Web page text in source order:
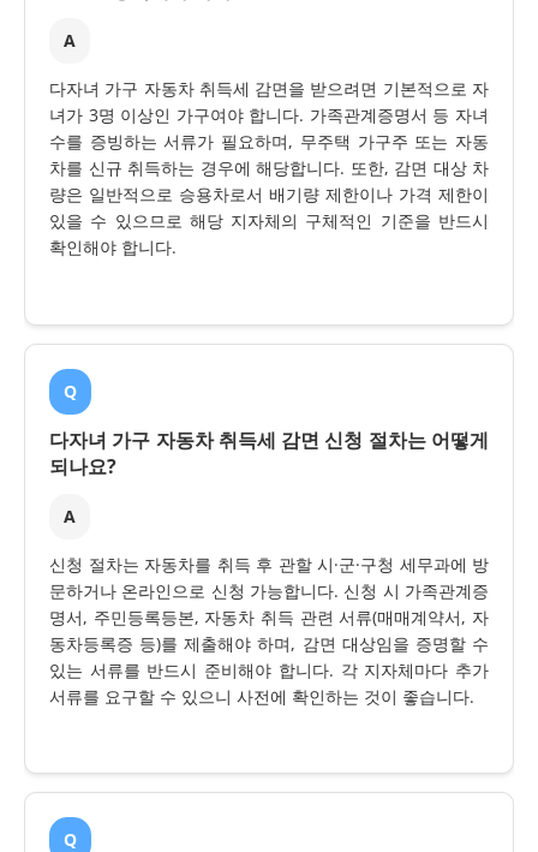
A
다자녀 가구 자동차 취득세 감면을 받으려면 기본적으로 자
녀가 3명 이상인 가구여야 합니다. 가족관계증명서 등 자녀
수를 증빙하는 서류가 필요하며, 무주택 가구주 또는 자동
차를 신규 취득하는 경우에 해당합니다. 또한, 감면 대상 차
량은 일반적으로 승용차로서 배기량 제한이나 가격 제한이
있을 수 있으므로 해당 지자체의 구체적인 기준을 반드시
확인해야 합니다.
Q
다자녀 가구 자동차 취득세 감면 신청 절차는 어떻게
되나요?
A
신청 절차는 자동차를 취득 후 관할 시·군·구청 세무과에 방
문하거나 온라인으로 신청 가능합니다. 신청 시 가족관계증
명서, 주민등록등본, 자동차 취득 관련 서류(매매계약서, 자
동차등록증 등)를 제출해야 하며, 감면 대상임을 증명할 수
있는 서류를 반드시 준비해야 합니다. 각 지자체마다 추가
서류를 요구할 수 있으니 사전에 확인하는 것이 좋습니다.
Q